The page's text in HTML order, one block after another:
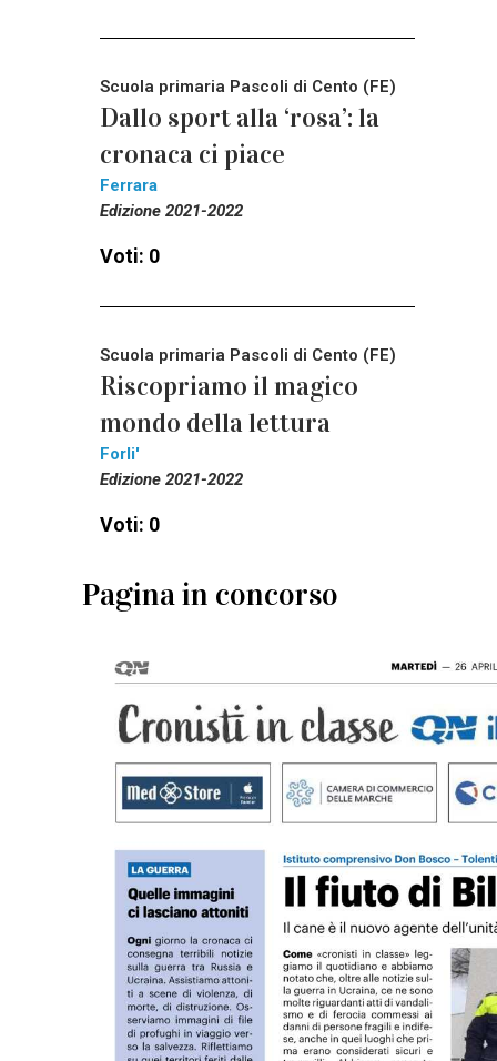
Scuola primaria Pascoli di Cento (FE)
Dallo sport alla ‘rosa’: la
cronaca ci piace
Ferrara
Edizione 2021-2022
Voti: 0
Scuola primaria Pascoli di Cento (FE)
Riscopriamo il magico
mondo della lettura
Forli'
Edizione 2021-2022
Voti: 0
Pagina in concorso